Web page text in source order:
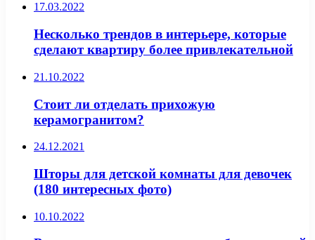
17.03.2022
Несколько трендов в интерьере, которые
сделают квартиру более привлекательной
21.10.2022
Стоит ли отделать прихожую
керамогранитом?
24.12.2021
Шторы для детской комнаты для девочек
(180 интересных фото)
10.10.2022